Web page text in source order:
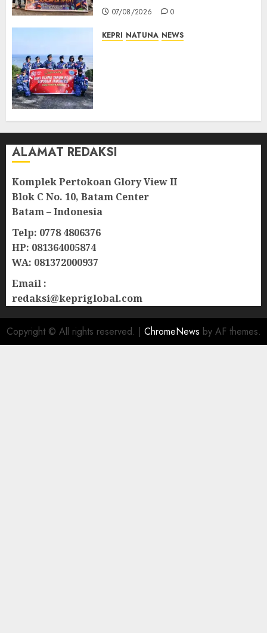
07/08/2026 0
KEPRI NATUNA NEWS
07/08/2026 0
ALAMAT REDAKSI
Komplek Pertokoan Glory View II
Blok C No. 10, Batam Center
Batam – Indonesia
Telp: 0778 4806376
HP: 081364005874
WA: 081372000937
Email :
redaksi@kepriglobal.com
Copyright © All rights reserved. | ChromeNews by AF themes.